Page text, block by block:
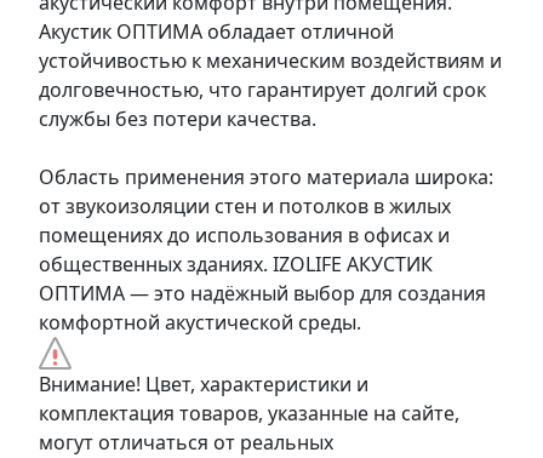
Акустик ОПТИМА обладает отличной
устойчивостью к механическим воздействиям и
долговечностью, что гарантирует долгий срок
службы без потери качества.
Область применения этого материала широка:
от звукоизоляции стен и потолков в жилых
помещениях до использования в офисах и
общественных зданиях. IZOLIFE АКУСТИК
ОПТИМА — это надёжный выбор для создания
комфортной акустической среды.
Внимание! Цвет, характеристики и
комплектация товаров, указанные на сайте,
могут отличаться от реальных